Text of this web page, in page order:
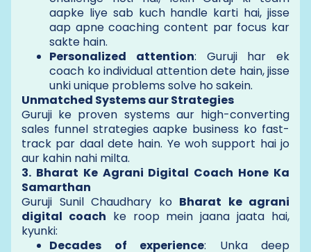
aapke liye sab kuch handle karti hai, jisse
aap apne coaching content par focus kar
sakte hain.
Personalized attention: Guruji har ek
coach ko individual attention dete hain, jisse
unki unique problems solve ho sakein.
Unmatched Systems aur Strategies
Guruji ke proven systems aur high-converting
sales funnel strategies aapke business ko fast-
track par daal dete hain. Ye woh support hai jo
aur kahin nahi milta.
3. Bharat Ke Agrani Digital Coach Hone Ka
Samarthan
Guruji Sunil Chaudhary ko Bharat ke agrani
digital coach ke roop mein jaana jaata hai,
kyunki:
Decades of experience: Unka deep